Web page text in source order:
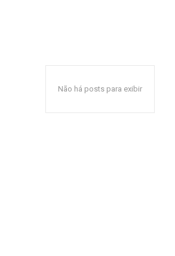
Não há posts para exibir